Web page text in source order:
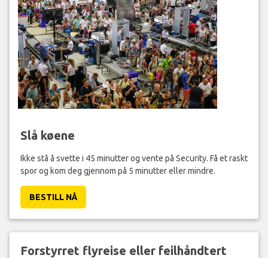
Slå køene
Ikke stå å svette i 45 minutter og vente på Security. Få et raskt
spor og kom deg gjennom på 5 minutter eller mindre.
BESTILL NÅ
Forstyrret flyreise eller feilhåndtert